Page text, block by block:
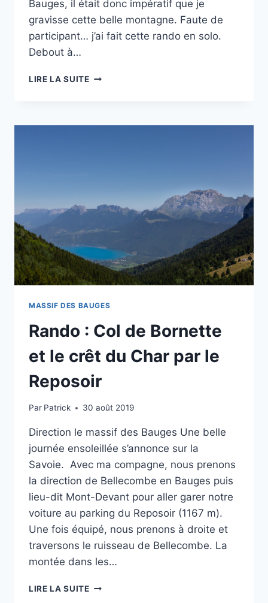
Bauges, il était donc impératif que je
gravisse cette belle montagne. Faute de
participant… j’ai fait cette rando en solo.
Debout à…
LIRE LA SUITERANDO
DE
MASSIF DES BAUGES
Rando : Col de Bornette
et le crêt du Char par le
Reposoir
Par Patrick 30 août 2019
Direction le massif des Bauges Une belle
journée ensoleillée s’annonce sur la
Savoie. Avec ma compagne, nous prenons
la direction de Bellecombe en Bauges puis
lieu-dit Mont-Devant pour aller garer notre
voiture au parking du Reposoir (1167 m).
Une fois équipé, nous prenons à droite et
traversons le ruisseau de Bellecombe. La
montée dans les…
LIRE LA SUITERANDO